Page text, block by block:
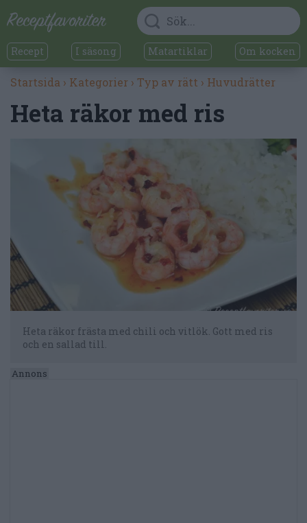
Recept I säsong Matartiklar Om kocken
Startsida › Kategorier › Typ av rätt › Huvudrätter
Heta räkor med ris
Heta räkor frästa med chili och vitlök. Gott med ris
och en sallad till.